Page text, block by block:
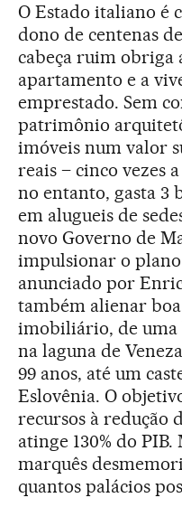
O Estado italiano é
dono de centenas
cabeça ruim obriga
apartamento e a
emprestado. Sem
patrimônio
imóveis num valor
reais – cinco vezes
no entanto, gasta 3
em alugueis de
novo Governo de
impulsionar o
anunciado por
também alienar
imobiliário, de uma
na laguna de
99 anos, até um
Eslovênia. O
recursos à redução
atinge 130% do
marquês
quantos palácios